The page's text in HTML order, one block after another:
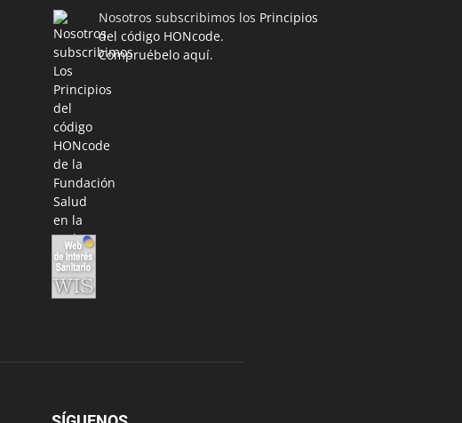
Nosotros subscribimos los Principios
del código HONcode.
Compruébelo aquí.